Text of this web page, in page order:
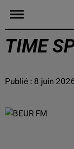
TIME
Publié : 8 juin